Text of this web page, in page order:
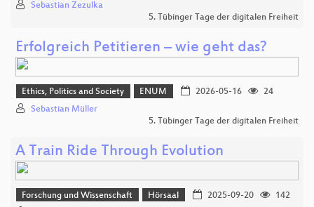
Sebastian Zezulka
5. Tübinger Tage der digitalen Freiheit
Erfolgreich Petitieren – wie geht das?
Ethics, Politics and Society ENUM 2026-05-16
24
Sebastian Müller
5. Tübinger Tage der digitalen Freiheit
A Train Ride Through Evolution
Forschung und Wissenschaft Hörsaal 2025-09-20
142